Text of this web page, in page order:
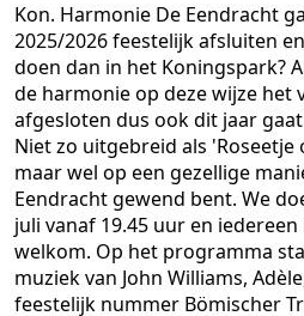
Kon. Harmonie De Eendracht
2025/2026 feestelijk afsluiten
doen dan in het Koningspark?
de harmonie op deze wijze het
afgesloten dus ook dit jaar
Niet zo uitgebreid als 'Roseetje
maar wel op een gezellige
Eendracht gewend bent. We
juli vanaf 19.45 uur en
welkom. Op het programma
muziek van John Williams,
feestelijk nummer Bömischer